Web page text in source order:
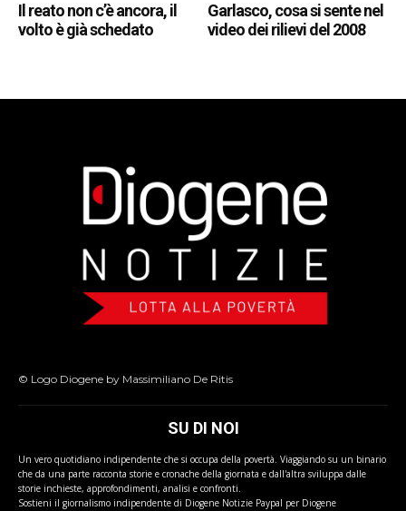
Il reato non c’è ancora, il
volto è già schedato
Garlasco, cosa si sente nel
video dei rilievi del 2008
© Logo Diogene by Massimiliano De Ritis
SU DI NOI
Un vero quotidiano indipendente che si occupa della povertà. Viaggiando su un binario
che da una parte racconta storie e cronache della giornata e dall'altra sviluppa dalle
storie inchieste, approfondimenti, analisi e confronti.
Sostieni il giornalismo indipendente di Diogene Notizie Paypal per Diogene